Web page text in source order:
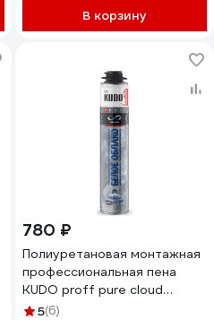
В корзину
780 ₽
Полиуретановая монтажная
профессиональная пена
KUDO proff pure cloud
зимняя KUPP10W80
5(6)